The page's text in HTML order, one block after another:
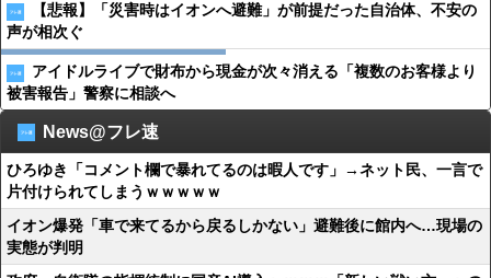
【悲報】「災害時はイオンへ避難」が前提だった自治体、不安の
声が相次ぐ
アイドルライブで財布から現金が次々消える「複数のお客様より
被害報告」警察に相談へ
News@フレ速
ひろゆき「コメント欄で暴れてるのは暇人です」→ネット民、一言で
片付けられてしまうｗｗｗｗｗ
イオン爆発「車で来てるから戻るしかない」避難後に館内へ…現場の
実態が判明